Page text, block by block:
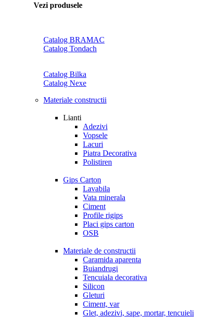
Vezi produsele
Catalog BRAMAC
Catalog Tondach
Catalog Bilka
Catalog Nexe
Materiale constructii
Lianti
Adezivi
Vopsele
Lacuri
Piatra Decorativa
Polistiren
Gips Carton
Lavabila
Vata minerala
Ciment
Profile rigips
Placi gips carton
OSB
Materiale de constructii
Caramida aparenta
Buiandrugi
Tencuiala decorativa
Silicon
Gleturi
Ciment, var
Glet, adezivi, sape, mortar, tencuieli